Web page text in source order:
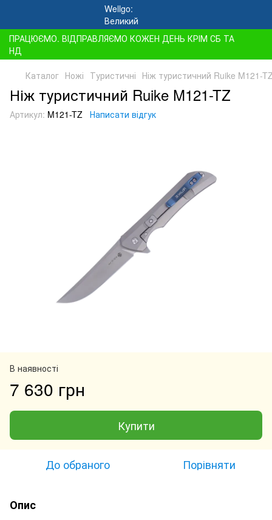
ПРАЦЮЄМО. ВІДПРАВЛЯЄМО КОЖЕН ДЕНЬ КРІМ СБ ТА
НД
Каталог Ножі Туристичні Ніж туристичний Ruike M121-
Ніж туристичний Ruike M121-TZ
Артикул: M121-TZ Написати відгук
В наявності
7 630 грн
Купити
До обраного Порівняти
Опис